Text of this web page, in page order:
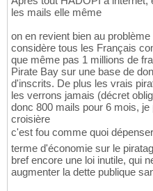
les mails elle même
on en revient bien au
considère tous les Français
que même pas 1 millions de
Pirate Bay sur une base de
d'inscrits. De plus les vrais
les verrons jamais (décret
donc 800 mails pour 6 mois,
croisière
c'est fou comme quoi
terme d'économie sur le
bref encore une loi inutile, qui
augmenter la dette publique